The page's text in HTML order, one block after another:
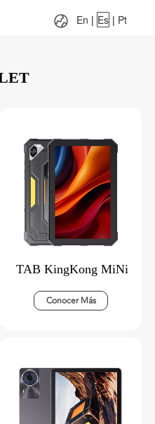
Pt
En | Es | Pt
TAB KingKong MiNi
Conocer Más